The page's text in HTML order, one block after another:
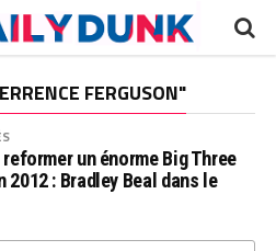
FERGUSON"
reformer un énorme Big Three
2012 : Bradley Beal dans le